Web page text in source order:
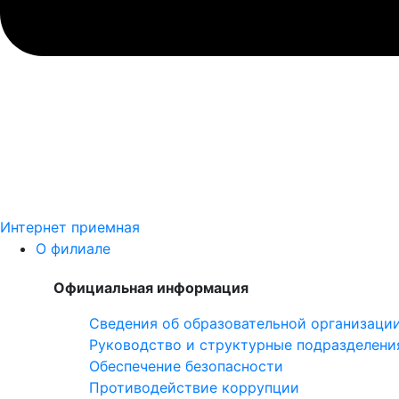
Интернет приемная
О филиале
Официальная информация
Сведения об образовательной
Руководство и структурные
Обеспечение безопасности
Противодействие коррупции